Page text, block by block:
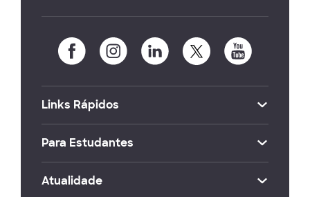
Links Rápidos
Para Estudantes
Atualidade